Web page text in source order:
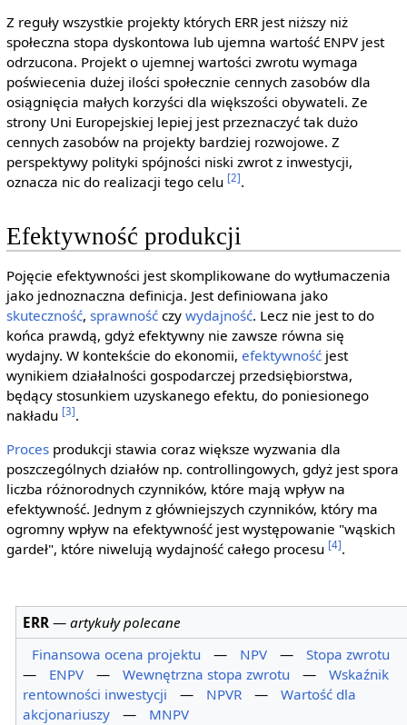
Z reguły wszystkie projekty których ERR jest niższy niż
społeczna stopa dyskontowa lub ujemna wartość ENPV jest
odrzucona. Projekt o ujemnej wartości zwrotu wymaga
poświecenia dużej ilości społecznie cennych zasobów dla
osiągnięcia małych korzyści dla większości obywateli. Ze
strony Uni Europejskiej lepiej jest przeznaczyć tak dużo
cennych zasobów na projekty bardziej rozwojowe. Z
perspektywy polityki spójności niski zwrot z inwestycji,
oznacza nic do realizacji tego celu [2].
Efektywność produkcji
Pojęcie efektywności jest skomplikowane do wytłumaczenia
jako jednoznaczna definicja. Jest definiowana jako
skuteczność, sprawnośćczy wydajność. Lecz nie jest to do
końca prawdą, gdyż efektywny nie zawsze równa się
wydajny. W kontekście do ekonomii, efektywnośćjest
wynikiem działalności gospodarczej przedsiębiorstwa,
będący stosunkiem uzyskanego efektu, do poniesionego
nakładu [3].
Procesprodukcji stawia coraz większe wyzwania dla
poszczególnych działów np. controllingowych, gdyż jest spora
liczba różnorodnych czynników, które mają wpływ na
efektywność. Jednym z główniejszych czynników, który ma
ogromny wpływ na efektywność jest występowanie "wąskich
gardeł", które niwelują wydajność całego procesu [4].
ERR —artykuły polecane
Finansowa ocena projektu
— NPV —
Stopa zwrotu
—
ENPV — Wewnętrzna stopa zwrotu —
Wskaźnik
rentowności inwestycji
— NPVR —
Wartość dla
akcjonariuszy
— MNPV